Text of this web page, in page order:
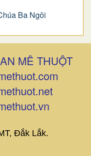
Ba Ngôi
MÊ THUỘT
Đắk Lắk.